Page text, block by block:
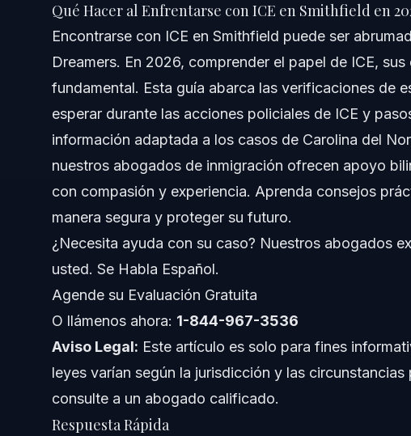
Comprendiendo a ICE y su Función
Qué Hace ICE en la Aplicación Migratoria
Conceptos Erróneos Comunes sobre ICE
Pasos Clave al Enfrentarse con ICE
Prepare Documentos Clave
Conozca Sus Derechos Durante Revisiones de ICE
Errores Frecuentes a Evitar en Encuentros con ICE
Costos y Honorarios: Factores que Influyen
Notas de Carolina del Norte, Florida y a Nivel Nacional
Qué Hacer al Enfrentarse con ICE en Smithfield en
Encontrarse con ICE en Smithfield puede ser
Dreamers. En 2026, comprender el papel de ICE,
fundamental. Esta guía abarca las verificaciones de
esperar durante las acciones policiales de ICE y
información adaptada a los casos de Carolina del
nuestros abogados de inmigración ofrecen apoyo
con compasión y experiencia. Aprenda consejos
manera segura y proteger su futuro.
¿Necesita ayuda con su caso? Nuestros abogados
usted. Se Habla Español.
Agende su Evaluación Gratuita
O llámenos ahora: 1-844-967-3536
Aviso Legal: Este artículo es solo para fines
leyes varían según la jurisdicción y las
consulte a un abogado calificado.
Respuesta Rápida